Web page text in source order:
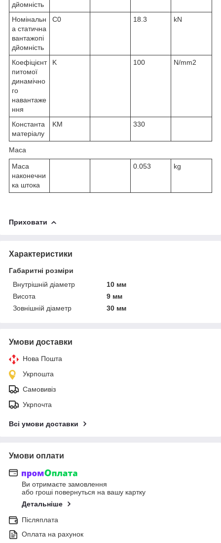
дйомність
Номінальн
а статична
вантажопі
дйомність
C0 18.3 kN
Коефіцієнт
питомої
динамічно
го
навантаже
ння
K 100 N/mm2
Константа
матеріалу
KM 330
Маса
Маса
наконечни
ка штока
0.053 kg
Приховати
Характеристики
Габаритні розміри
Внутрішній діаметр
10 мм
Висота
9 мм
Зовнішній діаметр
30 мм
Умови доставки
Нова Пошта
Укрпошта
Самовивіз
Укрпочта
Всі умови доставки
Умови оплати
Ви отримаєте замовлення
або гроші повернуться на вашу картку
Детальніше
Післяплата
Оплата на рахунок